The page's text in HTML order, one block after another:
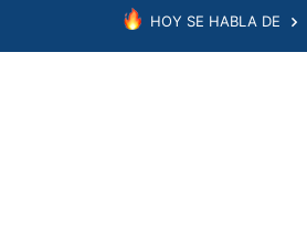
HOY SE HABLA DE